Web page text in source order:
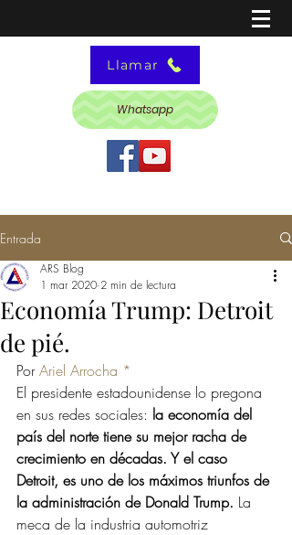
Llamar
Whatsapp
Entrada
Economía Trump: Detroit
de pié.
ARS Blog
1 mar 2020 2 min de lectura
Por Ariel Arrocha *
El presidente estadounidense lo pregona
en sus redes sociales: la economía del
país del norte tiene su mejor racha de
crecimiento en décadas. Y el caso
Detroit, es uno de los máximos triunfos de
la administración de Donald Trump. La
meca de la industria automotriz